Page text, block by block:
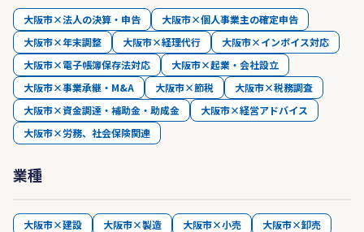
大阪市×法人の決算・申告
大阪市×個人事業主の確定申告
大阪市×年末調整
大阪市×経理代行
大阪市×インボイス対応
大阪市×電子帳簿保存法対応
大阪市×起業・会社設立
大阪市×事業承継・M&A
大阪市×節税
大阪市×税務調査
大阪市×資金調達・補助金・助成金
大阪市×経営アドバイス
大阪市×労務、社会保険関連
業種
大阪市×建設 大阪市×製造 大阪市×小売
大阪市×卸売